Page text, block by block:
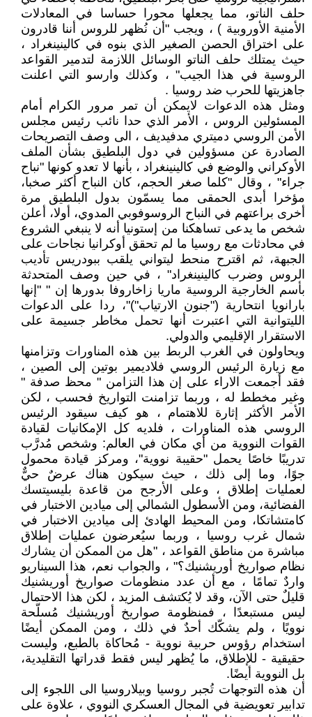
حلف الناتو، مما يجعلها محورا حساسا في المعادلات
الأمنية الأوروبية ) ، ويجب "أن نُظهر للروس أننا قادرون
على اختراق الحصن الصغير الذي بنوه في كالينينغراد ،
حيث يمتلك حلف الناتو الوسائل اللازمة لتدمير القواعد
الروسية في هذا الجيب" ، وكذلك وارسو التي اعلنت
جاهزيتها للحرب ضد روسيا .
ومثل هذه الدعوات لايمكن أن تمر مرور الكرام أمام
المسئولين الروس ، الأمر الذي حدا نائب رئيس مجلس
الأمن الروسي دميتري مدفيديف ، الى وصف التصريحات
الصادرة عن مسؤولين في دول البلطيق بشأن الملف
الأوكراني والوضع في كالينينغراد ، بأنها لا تعدو كونها "نباح
جراء" ، وقال "كلما صغر الحجم، كان النباح أكثر صخبا،
مؤخرا أبدى الحمقى مما يسمّون بدول البلطيق مرة
أخرى براعتهم في النباح الروسوفوبي المدوي، أولا، أعلن
شخص ما يدعى تساهكنا من إستونيا أنه لا ينبغي الشروع
في محادثات مع روسيا ما لم تحقق أوكرانيا نجاحات على
الجبهة، ثم اقترح منحط ليتواني يلقب ببودريس تأديب
الروس وضرب كالينينغراد" ، في حين وصف المتحدثة
بأسم الخارجية الروسية ماريا زاخاروفا بدورها إن " "إنها
بارانويا انتحارية ("جنون الارتياب")"، ردا على الدعوات
الليتوانية التي اعتبرت أنها تحمل مخاطر جسيمة على
الاستقرار الإقليمي والدولي.
ويحاولون في الغرب الربط بين هذه المناورات وتزامنها
مع زيارة الرئيس الروسي فلاديمير بوتين إلى الصين ،
فقد أجمعت الاراء على إن هذا التزامن " محظ صدفة "
وغير مخطط له ، وربما تزامنت التواريخ فحسب ، لكن
الأمر الأكثر إثارة للاهتمام ، هو كيف سيقود الرئيس
الروسي هذه المناورات ، فلديه كل الإمكانيات لقيادة
القوات النووية من أي مكان في العالم: وشخص مُدرَّب
تدريبًا خاصًا يحمل "حقيبة نووية"، ومركز قيادة محمول
جوًا، وما إلى ذلك ، حيث سيكون هناك عرضٌ حيٌّ
لعمليات إطلاق ، وعلى الأرجح من قاعدة بليسيتسك
الفضائية، ومن الأسطول الشمالي إلى ميادين الاختبار في
كامتشاتكا، ومن المحيط الهادئ إلى ميادين الاختبار في
شمال غرب روسيا ، وربما سيُعرضون عمليات إطلاق
مباشرة من مناطق القواعد ، "هل من الممكن أن يشارك
نظام صواريخ أوريشنيك؟" ، والجواب نعم، هذا السيناريو
واردٌ تمامًا ، مع أن عدد منظومات صواريخ أوريشنيك
قليلٌ حتى الآن، وقد لا يُكتشف المزيد ، لكن هذا الاحتمال
ليس مستبعدًا ، فمنظومة صواريخ أوريشنيك مُسلّحة
نوويًا ، ولم يشكّك أحدٌ في ذلك ، ومن الممكن أيضًا
استخدام رؤوس حربية نووية - مُحاكاة بالطبع، وليست
حقيقية - للإطلاق، ما يُظهر ليس فقط قدراتها التقليدية،
بل النووية أيضًا.
أن هذه التوجهات تُجبر روسيا وبيلاروسيا الى اللجوء إلى
تدابير تعويضية في المجال العسكري النووي ، علاوة على